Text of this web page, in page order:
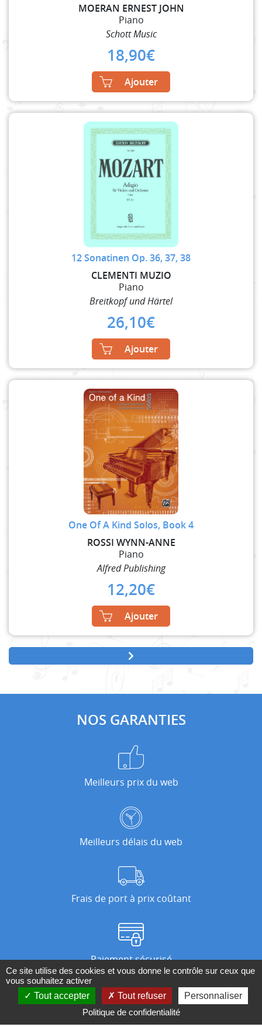
MOERAN ERNEST JOHN
Piano
Schott Music
18,90€
Ajouter
12 Sonatinen Op. 36, 37, 38
CLEMENTI MUZIO
Piano
Breitkopf und Härtel
26,10€
Ajouter
One Of A Kind Solos, Book 4
ROSSI WYNN-ANNE
Piano
Alfred Publishing
12,20€
Ajouter
NOS GARANTIES
Meilleurs prix du web
Meilleurs délais du web
Frais de port à prix coûtant
Paiement sécurisé
Nos magasins
Ce site utilise des cookies et vous donne le contrôle sur ceux que
vous souhaitez activer
Tout accepter
Tout refuser
Personnaliser
Politique de confidentialité